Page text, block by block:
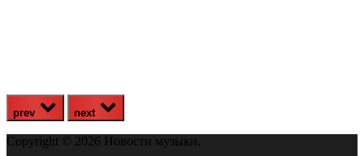
prev next
Copyright © 2026 Новости музыки.